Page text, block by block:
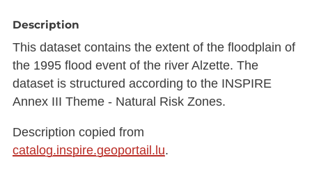
Description
This dataset contains the extent of the floodplain of
the 1995 flood event of the river Alzette. The
dataset is structured according to the INSPIRE
Annex III Theme - Natural Risk Zones.
Description copied from
catalog.inspire.geoportail.lu.